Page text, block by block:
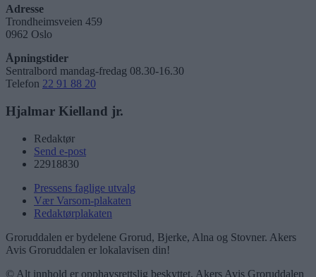
Adresse
Trondheimsveien 459
0962 Oslo
Åpningstider
Sentralbord mandag-fredag 08.30-16.30
Telefon 22 91 88 20
Hjalmar Kielland jr.
Redaktør
Send e-post
22918830
Pressens faglige utvalg
Vær Varsom-plakaten
Redaktørplakaten
Groruddalen er bydelene Grorud, Bjerke, Alna og Stovner. Akers
Avis Groruddalen er lokalavisen din!
© Alt innhold er opphavsrettslig beskyttet. Akers Avis Groruddalen